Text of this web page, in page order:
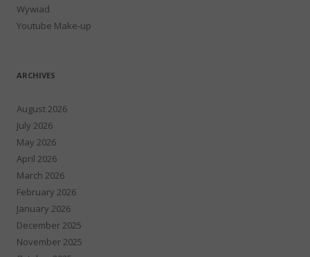
Wywiad
Youtube Make-up
ARCHIVES
August 2026
July 2026
May 2026
April 2026
March 2026
February 2026
January 2026
December 2025
November 2025